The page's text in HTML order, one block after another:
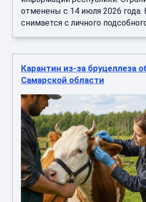
отменены с 14 июля 2026 года.
снимается с личного
Карантин из-за бруцеллеза
Самарской области